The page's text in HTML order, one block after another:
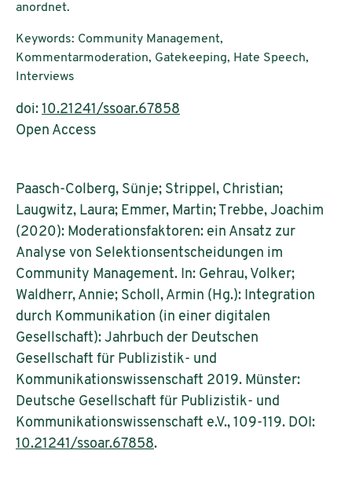
anordnet.
Keywords: Community Management,
Kommentarmoderation, Gatekeeping, Hate Speech,
Interviews
doi: 10.21241/ssoar.67858
Open Access
Paasch-Colberg, Sünje; Strippel, Christian;
Laugwitz, Laura; Emmer, Martin; Trebbe, Joachim
(2020): Moderationsfaktoren: ein Ansatz zur
Analyse von Selektionsentscheidungen im
Community Management. In: Gehrau, Volker;
Waldherr, Annie; Scholl, Armin (Hg.): Integration
durch Kommunikation (in einer digitalen
Gesellschaft): Jahrbuch der Deutschen
Gesellschaft für Publizistik- und
Kommunikationswissenschaft 2019. Münster:
Deutsche Gesellschaft für Publizistik- und
Kommunikationswissenschaft e.V., 109-119. DOI:
10.21241/ssoar.67858.